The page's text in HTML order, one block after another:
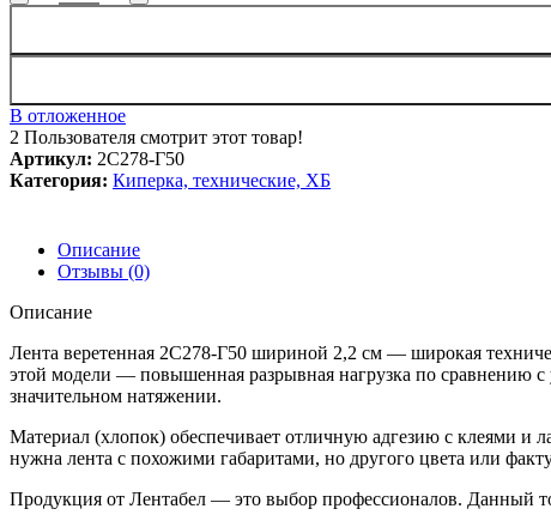
В отложенное
2 Пользователя смотрит этот товар!
Артикул: 2С278-Г50
Категория: Киперка, технические, ХБ
Описание
Отзывы (0)
Описание
Лента веретенная 2С278-Г50 шириной 2,2 см — широкая
этой модели — повышенная разрывная нагрузка по сравнению с
значительном натяжении.
Материал (хлопок) обеспечивает отличную адгезию с клеями и
нужна лента с похожими габаритами, но другого цвета или
Продукция от Лентабел — это выбор профессионалов. Данный